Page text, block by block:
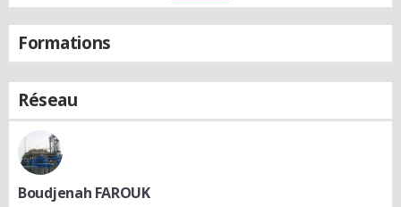
Formations
Réseau
Boudjenah FAROUK